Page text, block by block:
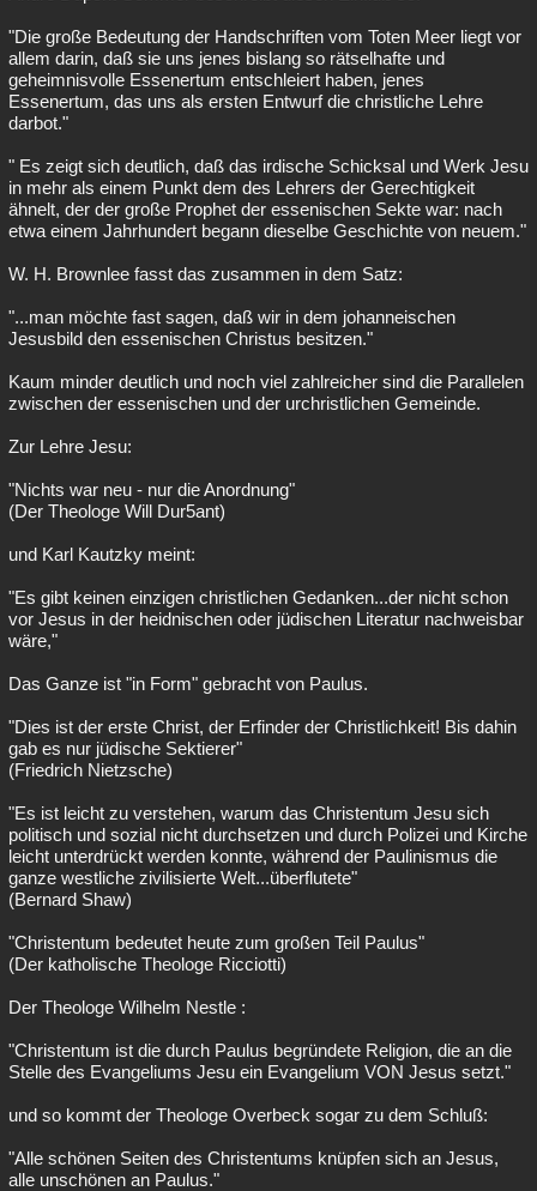
"Die große Bedeutung der Handschriften vom Toten Meer liegt vor
allem darin, daß sie uns jenes bislang so rätselhafte und
geheimnisvolle Essenertum entschleiert haben, jenes
Essenertum, das uns als ersten Entwurf die christliche Lehre
darbot."
" Es zeigt sich deutlich, daß das irdische Schicksal und Werk Jesu
in mehr als einem Punkt dem des Lehrers der Gerechtigkeit
ähnelt, der der große Prophet der essenischen Sekte war: nach
etwa einem Jahrhundert begann dieselbe Geschichte von neuem."
W. H. Brownlee fasst das zusammen in dem Satz:
"...man möchte fast sagen, daß wir in dem johanneischen
Jesusbild den essenischen Christus besitzen."
Kaum minder deutlich und noch viel zahlreicher sind die Parallelen
zwischen der essenischen und der urchristlichen Gemeinde.
Zur Lehre Jesu:
"Nichts war neu - nur die Anordnung"
(Der Theologe Will Dur5ant)
und Karl Kautzky meint:
"Es gibt keinen einzigen christlichen Gedanken...der nicht schon
vor Jesus in der heidnischen oder jüdischen Literatur nachweisbar
wäre,"
Das Ganze ist "in Form" gebracht von Paulus.
"Dies ist der erste Christ, der Erfinder der Christlichkeit! Bis dahin
gab es nur jüdische Sektierer"
(Friedrich Nietzsche)
"Es ist leicht zu verstehen, warum das Christentum Jesu sich
politisch und sozial nicht durchsetzen und durch Polizei und Kirche
leicht unterdrückt werden konnte, während der Paulinismus die
ganze westliche zivilisierte Welt...überflutete"
(Bernard Shaw)
"Christentum bedeutet heute zum großen Teil Paulus"
(Der katholische Theologe Ricciotti)
Der Theologe Wilhelm Nestle :
"Christentum ist die durch Paulus begründete Religion, die an die
Stelle des Evangeliums Jesu ein Evangelium VON Jesus setzt."
und so kommt der Theologe Overbeck sogar zu dem Schluß:
"Alle schönen Seiten des Christentums knüpfen sich an Jesus,
alle unschönen an Paulus."